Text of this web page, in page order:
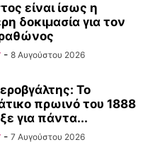
είναι ίσως η
δοκιμασία για τον
- 8 Αυγούστου 2026
To
πρωινό του 1888
για πάντα...
- 7 Αυγούστου 2026